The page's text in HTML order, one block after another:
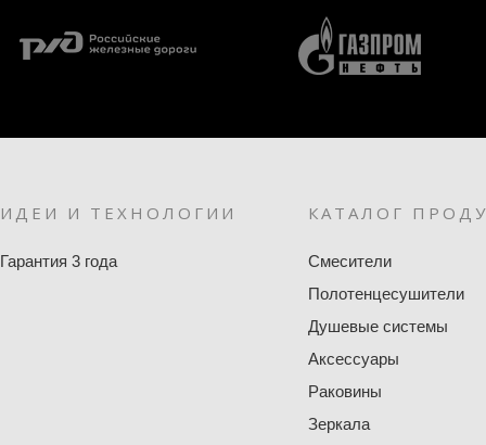
ИДЕИ И ТЕХНОЛОГИИ
Гарантия 3 года
КАТАЛОГ
Смесители
Полотенцесушители
Душевые системы
Аксессуары
Раковины
Зеркала